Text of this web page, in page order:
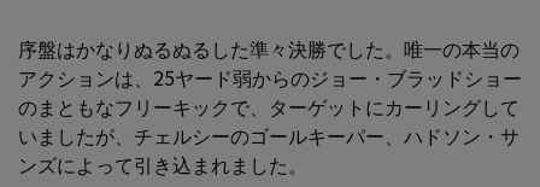
序盤はかなりぬるぬるした準々決勝でした。唯一の本当の
アクションは、25ヤード弱からのジョー・ブラッドショー
のまともなフリーキックで、ターゲットにカーリングして
いましたが、チェルシーのゴールキーパー、ハドソン・サ
ンズによって引き込まれました。